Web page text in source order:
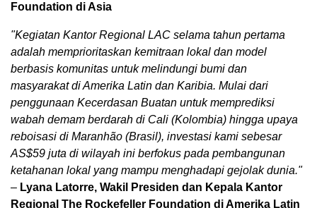
Foundation di Asia
"Kegiatan Kantor Regional LAC selama tahun pertama
adalah memprioritaskan kemitraan lokal dan model
berbasis komunitas untuk melindungi bumi dan
masyarakat di Amerika Latin dan Karibia. Mulai dari
penggunaan Kecerdasan Buatan untuk memprediksi
wabah demam berdarah di Cali (Kolombia) hingga upaya
reboisasi di Maranhão (Brasil), investasi kami sebesar
AS$59 juta di wilayah ini berfokus pada pembangunan
ketahanan lokal yang mampu menghadapi gejolak dunia."
– Lyana Latorre, Wakil Presiden dan Kepala Kantor
Regional The Rockefeller Foundation di Amerika Latin